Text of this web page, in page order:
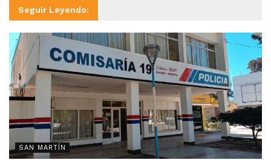
Seguir Leyendo:
SAN MARTÍN